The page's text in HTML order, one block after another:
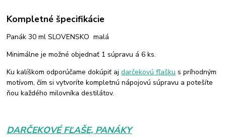
Kompletné špecifikácie
Panák 30 ml SLOVENSKO malá
Minimálne je možné objednať 1 súpravu á 6 ks.
Ku kalíškom odporúčame dokúpiť ajdarčekovú fľašku s príhodným
motívom, čím si vytvoríte kompletnú nápojovú súpravu a potešíte
ňou každého milovníka destilátov.
DARČEKOVÉ FĽAŠE, PANÁKY